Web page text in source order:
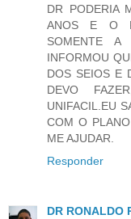
DR PODERIA
ANOS E O
SOMENTE
INFORMOU
DOS SEIOS E
DEVO
UNIFACIL.EU
COM O
ME AJUDAR.
Responder
DR RONALDO